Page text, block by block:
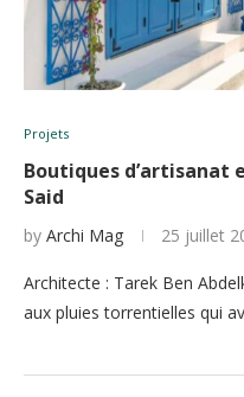
Projets
Boutiques d’artisanat
Said
by Archi Mag 25 juillet
Architecte : Tarek Ben
aux pluies torrentielles qui